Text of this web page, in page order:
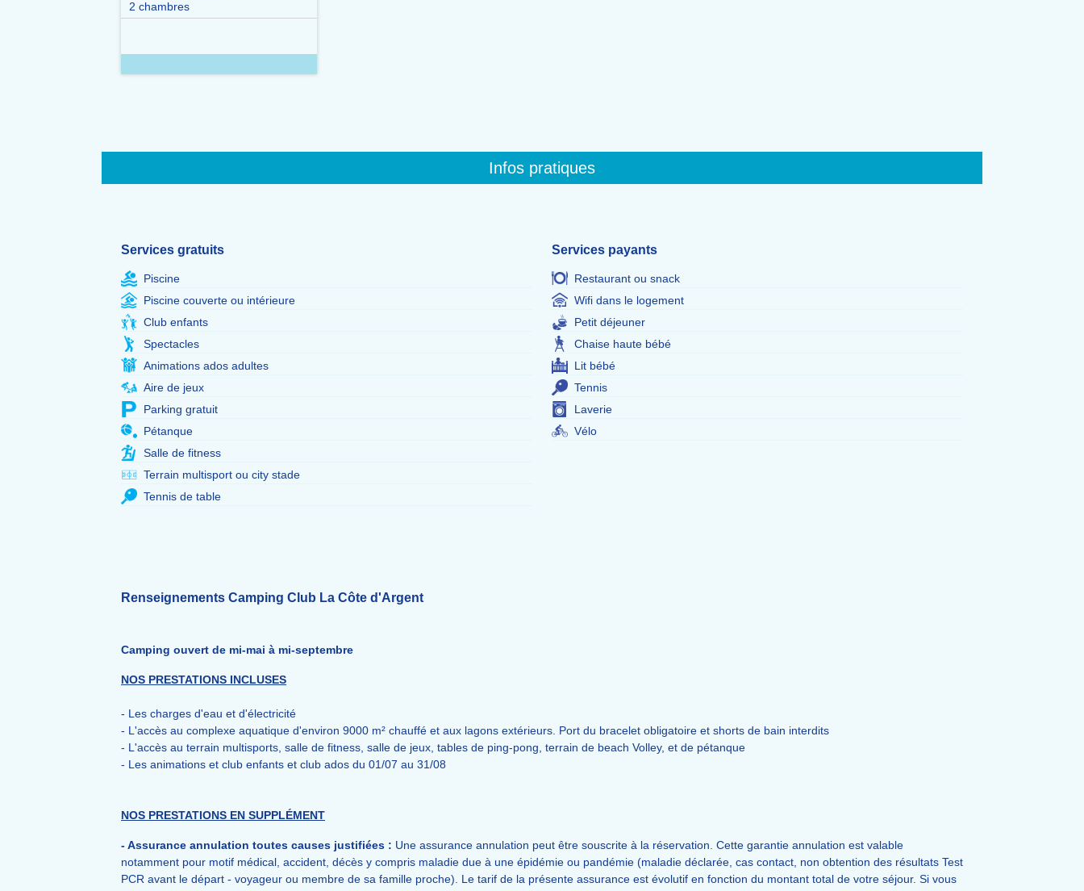
2 chambres
Infos pratiques
Services gratuits
Piscine
Piscine couverte ou intérieure
Club enfants
Spectacles
Animations ados adultes
Aire de jeux
Parking gratuit
Pétanque
Salle de fitness
Terrain multisport ou city stade
Tennis de table
Services payants
Restaurant ou snack
Wifi dans le logement
Petit déjeuner
Chaise haute bébé
Lit bébé
Tennis
Laverie
Vélo
Renseignements Camping Club La Côte d'Argent
Camping ouvert de mi-mai à mi-septembre
NOS PRESTATIONS INCLUSES
- Les charges d'eau et d'électricité
- L'accès au complexe aquatique d'environ 9000 m² chauffé et aux lagons extérieurs. Port du bracelet obligatoire et shorts de bain interdits
- L'accès au terrain multisports, salle de fitness, salle de jeux, tables de ping-pong, terrain de beach Volley, et de pétanque
- Les animations et club enfants et club ados du 01/07 au 31/08
NOS PRESTATIONS EN SUPPLÉMENT
- Assurance annulation toutes causes justifiées : Une assurance annulation peut être souscrite à la réservation. Cette garantie annulation est valable
notamment pour motif médical, accident, décès y compris maladie due à une épidémie ou pandémie (maladie déclarée, cas contact, non obtention des résultats Test
PCR avant le départ - voyageur ou membre de sa famille proche). Le tarif de la présente assurance est évolutif en fonction du montant total de votre séjour. Si vous